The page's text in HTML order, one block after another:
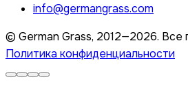
info@germangrass.com
© German Grass, 2012—2026. Все
Политика конфиденциальности